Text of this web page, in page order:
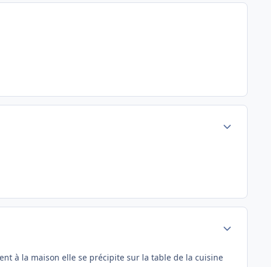
à la maison elle se précipite sur la table de la cuisine